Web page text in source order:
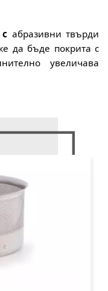
абразивни твърди
да бъде покрита с
увеличава